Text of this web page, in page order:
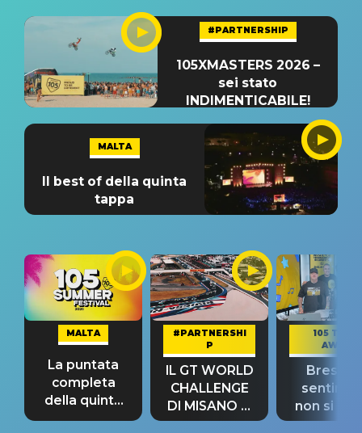
#PARTNERSHIP
105XMASTERS 2026 –
sei stato
INDIMENTICABILE!
MALTA
Il best of della quinta
tappa
MALTA
La puntata
completa
della quinta
tappa
#PARTNERSHI
P
IL GT WORLD
CHALLENGE
DI MISANO si
riconferma
105 TAKE
AWAY
Bresh:
non si
fino alla